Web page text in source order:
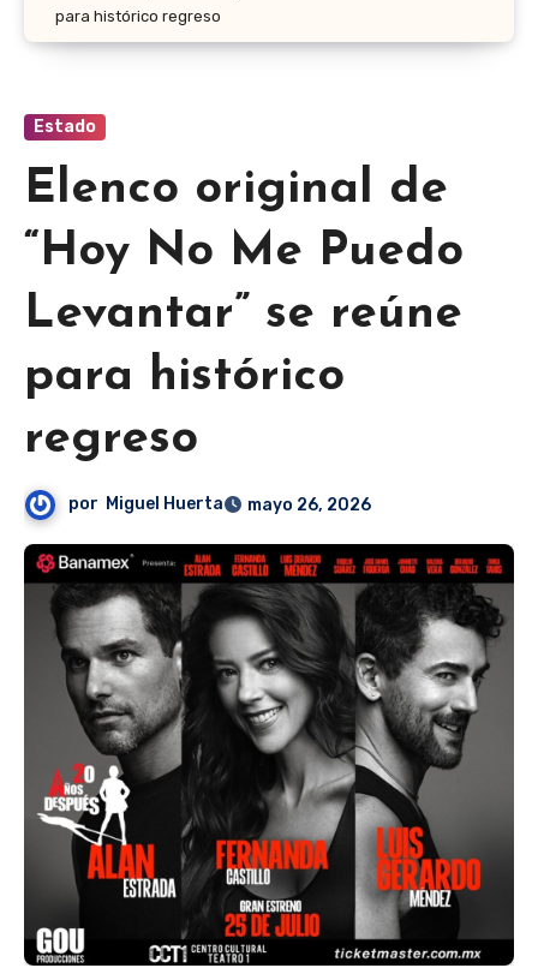
para histórico regreso
Estado
Elenco original de
“Hoy No Me Puedo
Levantar” se reúne
para histórico
regreso
por Miguel Huerta mayo 26, 2026